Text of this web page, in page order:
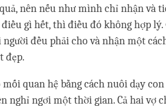
nên nếu như mình chỉ nhận và
gì hết, thì điều đó không hợp lý.
đều phải cho và nhận một
đẹp.
quan hệ bằng cách nuôi dạy
nghỉ ngơi một thời gian. Cả hai vợ